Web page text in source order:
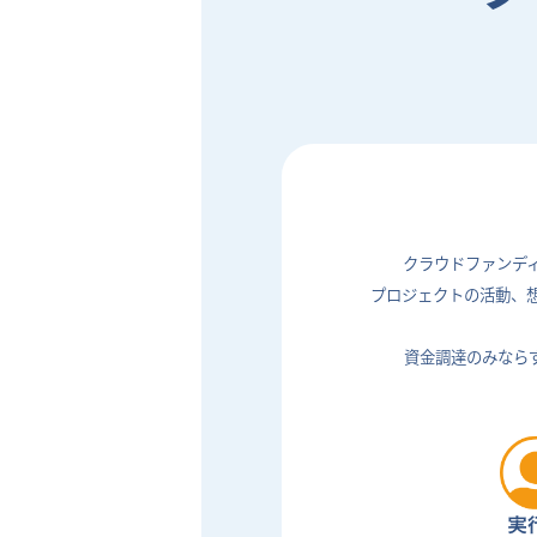
クラウドファンデ
プロジェクトの活動、
資金調達のみなら